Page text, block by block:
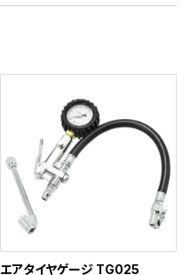
エアタイヤゲージ TG025